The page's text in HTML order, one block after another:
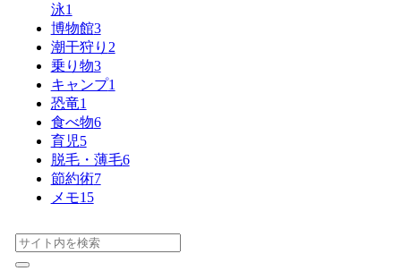
泳1
博物館3
潮干狩り 2
乗り物3
キャンプ1
恐竜1
食べ物6
育児5
脱毛・薄毛6
節約術7
メモ15